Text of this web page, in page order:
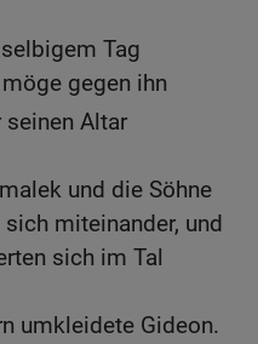
Tag
gegen ihn
seinen Altar
und die Söhne
miteinander, und
sich im Tal
umkleidete Gideon.